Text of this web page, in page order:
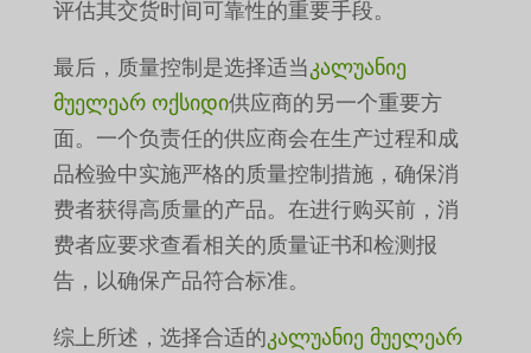
评估其交货时间可靠性的重要手段。
最后，质量控制是选择适当კალუანიე
მუელეარ ოქსიდი供应商的另一个重要方
面。一个负责任的供应商会在生产过程和成
品检验中实施严格的质量控制措施，确保消
费者获得高质量的产品。在进行购买前，消
费者应要求查看相关的质量证书和检测报
告，以确保产品符合标准。
综上所述，选择合适的კალუანიე მუელეარ